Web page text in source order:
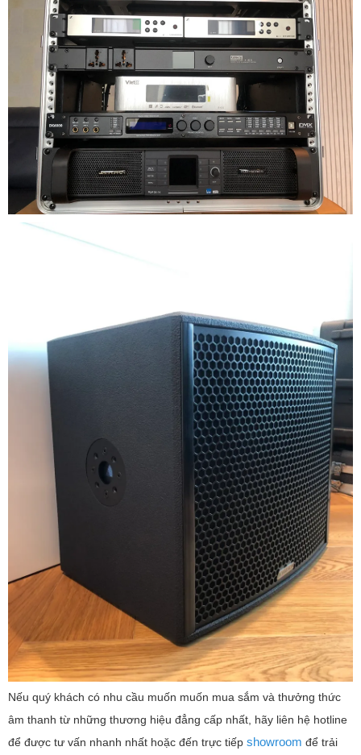
Nếu quý khách có nhu cầu muốn muốn mua sắm và thưởng thức
âm thanh từ những thương hiệu đẳng cấp nhất, hãy liên hệ hotline
để được tư vấn nhanh nhất hoặc đến trực tiếp showroom để trải